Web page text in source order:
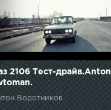
2106 Тест-драйв.Anton
Воротников